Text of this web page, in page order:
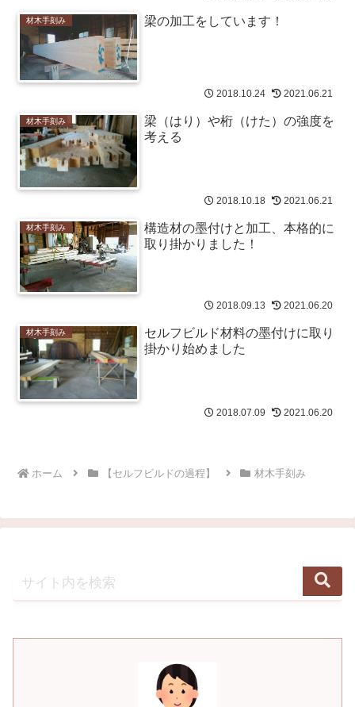
材木手刻み 梁の加工をしています！
2018.10.24 2021.06.21
材木手刻み
梁（はり）や桁（けた）の強度を
考える
2018.10.18 2021.06.21
材木手刻み
構造材の墨付けと加工、本格的に
取り掛かりました！
2018.09.13 2021.06.20
材木手刻み
セルフビルド材料の墨付けに取り
掛かり始めました
2018.07.09 2021.06.20
ホーム 【セルフビルドの過程】 材木手刻み